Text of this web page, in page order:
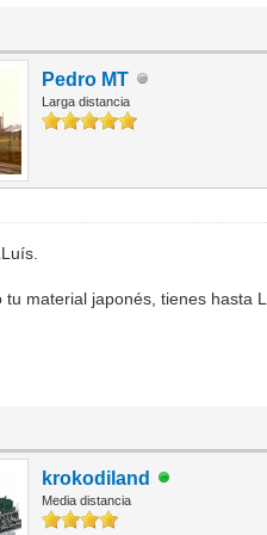
Pedro MT
Larga distancia
tu material japonés, tienes hasta
krokodiland
Media distancia